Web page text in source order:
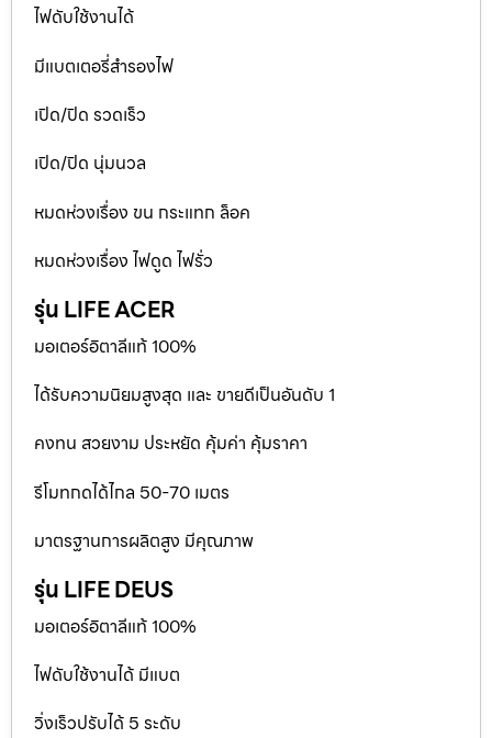
ไฟดับใช้งานได้
มีแบตเตอรี่สำรองไฟ
เปิด/ปิด รวดเร็ว
เปิด/ปิด นุ่มนวล
หมดห่วงเรื่อง ขน กระแทก ล็อค
หมดห่วงเรื่อง ไฟดูด ไฟรั่ว
รุ่น LIFE ACER
มอเตอร์อิตาลีแท้ 100%
ได้รับความนิยมสูงสุด และ ขายดีเป็นอันดับ 1
คงทน สวยงาม ประหยัด คุ้มค่า คุ้มราคา
รีโมทกดได้ไกล 50-70 เมตร
มาตรฐานการผลิตสูง มีคุณภาพ
รุ่น LIFE DEUS
มอเตอร์อิตาลีแท้ 100%
ไฟดับใช้งานได้ มีแบต
วิ่งเร็วปรับได้ 5 ระดับ